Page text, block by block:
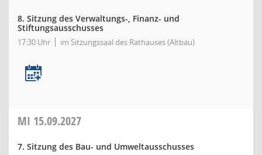
8. Sitzung des Verwaltungs-, Finanz- und
Stiftungsausschusses
17:30 Uhr im Sitzungssaal des Rathauses (Altbau)
MI 15.09.2027
7. Sitzung des Bau- und Umweltausschusses